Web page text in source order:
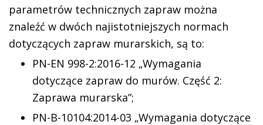
parametrów technicznych zapraw można
znaleźć w dwóch najistotniejszych normach
dotyczących zapraw murarskich, są to:
PN-EN 998-2:2016-12 „Wymagania
dotyczące zapraw do murów. Część 2:
Zaprawa murarska”;
PN-B-10104:2014-03 „Wymagania dotyczące